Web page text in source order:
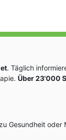
. Täglich
Über 23'000
Gesundheit